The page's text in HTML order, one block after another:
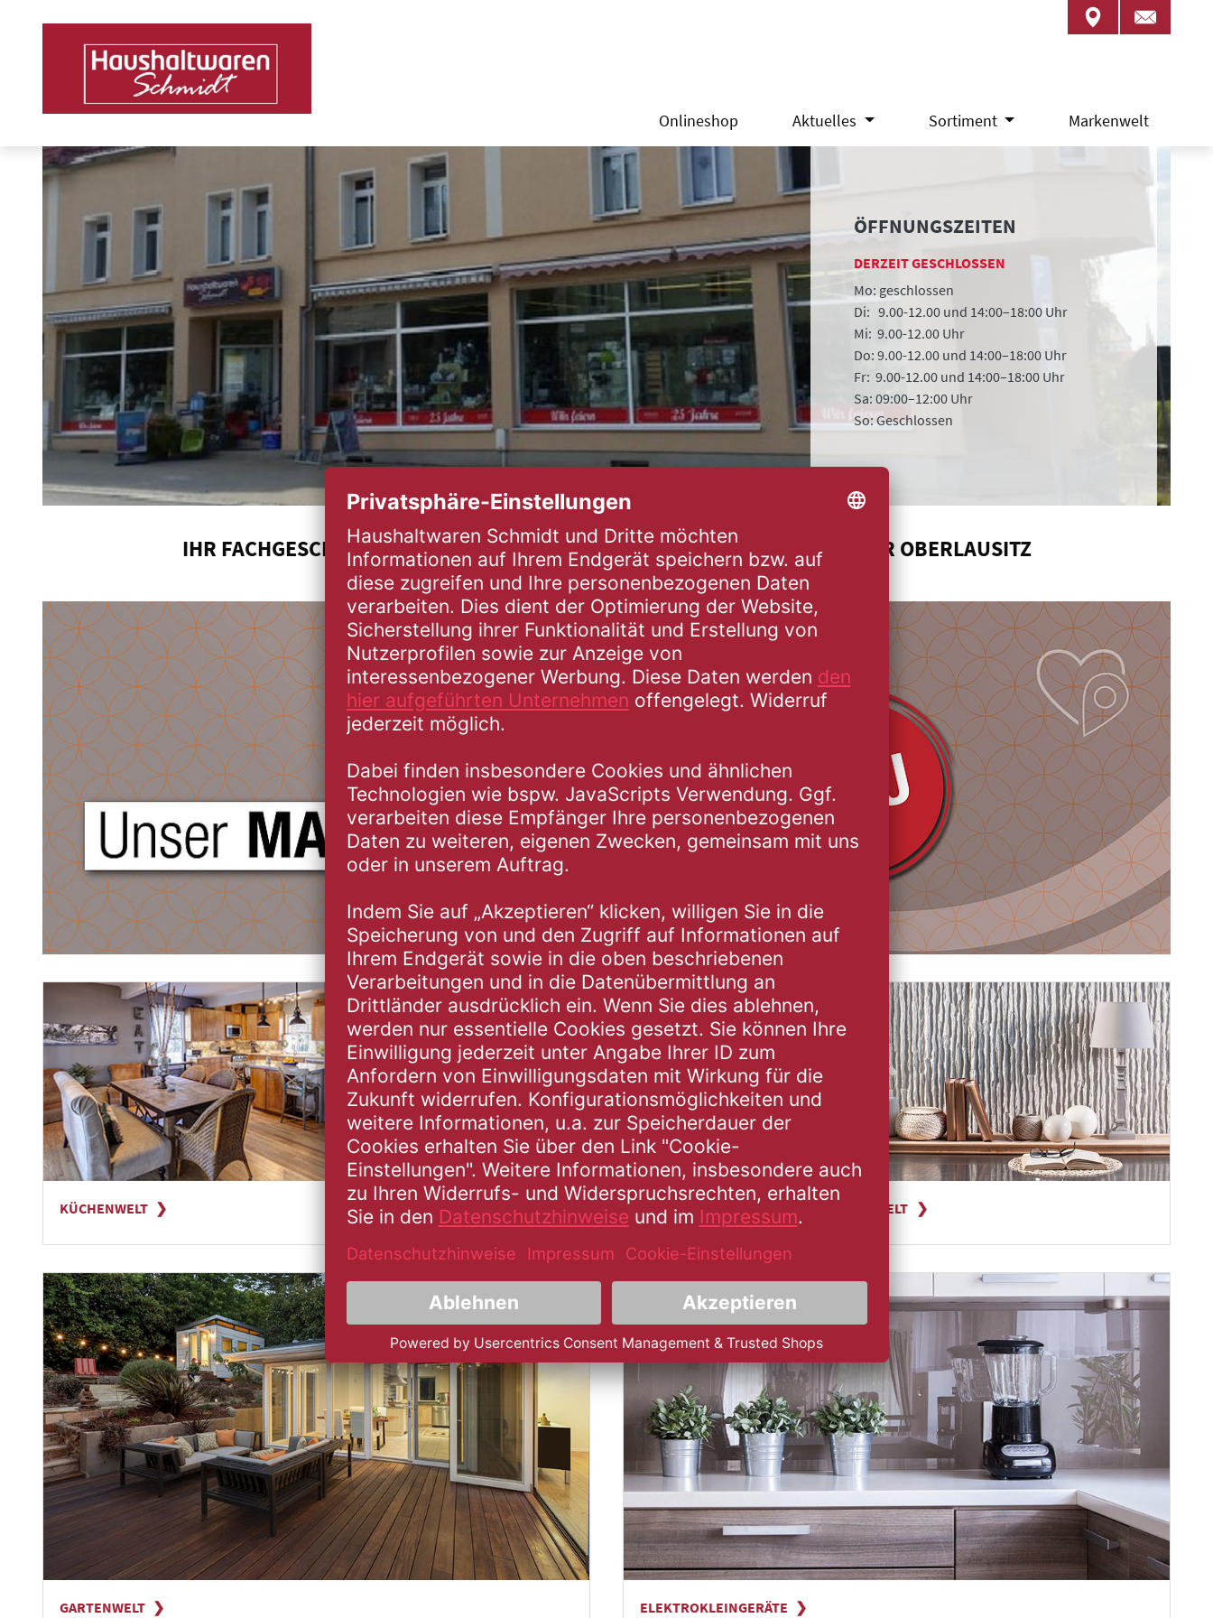
Onlineshop Aktuelles Sortiment Markenwelt
ÖFFNUNGSZEITEN
DERZEIT GESCHLOSSEN
Mo: geschlossen
Di: 9.00-12.00 und 14:00–18:00 Uhr
Mi: 9.00-12.00 Uhr
Do: 9.00-12.00 und 14:00–18:00 Uhr
Fr: 9.00-12.00 und 14:00–18:00 Uhr
Sa: 09:00–12:00 Uhr
So: Geschlossen
IHR FACHGESCHÄFT FÜR HAUSHALTWAREN UND GESCHENKARTIKEL IN DER OBERLAUSITZ
KÜCHENWELT TISCHWELT WOHNWELT
GARTENWELT ELEKTROKLEINGERÄTE